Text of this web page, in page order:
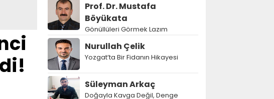
Prof. Dr. Mustafa
Böyükata
Gönüllüleri Görmek Lazım
Nurullah Çelik
Yozgat’ta Bir Fidanın Hikayesi
Süleyman Arkaç
Doğayla Kavga Değil, Denge